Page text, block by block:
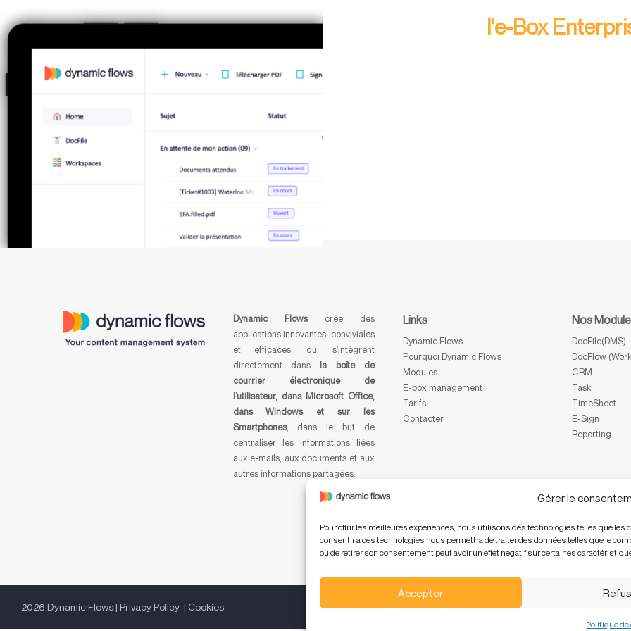
Gérer le
Pour offrir les meilleures expériences, nous utilisons des technologies telles que les
consentir à ces technologies nous permettra de traiter des données telles que le
ou de retirer son consentement peut avoir un effet négatif sur certaines
Accepter
Politique de
l'e-Box
Dynamic Flowscrée des
applications innovantes, conviviales
et efficaces, qui s’intègrent
directement dans la boîte de
courrier électronique de
l’utilisateur, dans Microsoft Office,
dans Windows et sur les
Smartphones, dans le but de
centraliser les informations liées
aux e-mails, aux documents et aux
autres informations partagées.
Links
Dynamic Flows
Pourquoi Dynamic Flows
Modules
E-box management
Tarifs
Contacter
Nos
DocFile(DMS)
DocFlow
CRM
Task
TimeSheet
E-Sign
Reporting
2026 Dynamic Flows | Privacy Policy | Cookies